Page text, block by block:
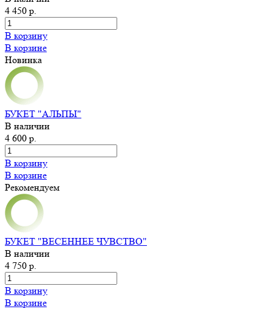
4 450 р.
В корзину
В корзине
Новинка
БУКЕТ "АЛЬПЫ"
В наличии
4 600 р.
В корзину
В корзине
Рекомендуем
БУКЕТ "ВЕСЕННЕЕ ЧУВСТВО"
В наличии
4 750 р.
В корзину
В корзине